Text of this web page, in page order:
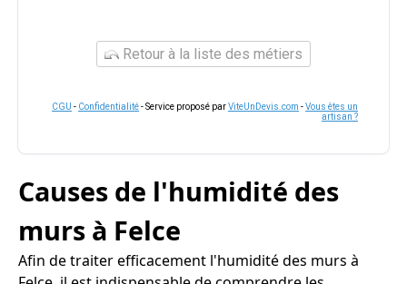
Retour à la liste des métiers
CGU - Confidentialité- Service proposé parViteUnDevis.com -Vous êtes un
artisan ?
Causes de l'humidité des
murs à Felce
Afin de traiter efficacement l'humidité des murs à